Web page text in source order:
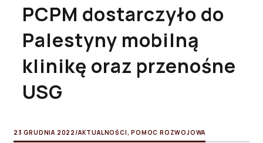
PCPM dostarczyło do
Palestyny mobilną
klinikę oraz przenośne
USG
23 GRUDNIA 2022 /AKTUALNOŚCI ,POMOC ROZWOJOWA